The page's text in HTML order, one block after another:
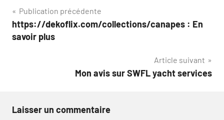
Navigation
de
Publication précédente
https://dekoflix.com/collections/canapes : En
savoir plus
Article suivant
Mon avis sur SWFL yacht services
Laisser un commentaire